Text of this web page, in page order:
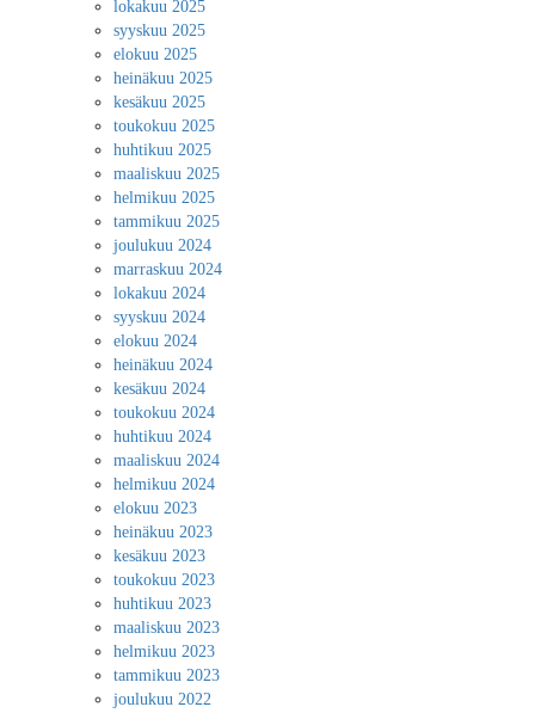
lokakuu 2025
syyskuu 2025
elokuu 2025
heinäkuu 2025
kesäkuu 2025
toukokuu 2025
huhtikuu 2025
maaliskuu 2025
helmikuu 2025
tammikuu 2025
joulukuu 2024
marraskuu 2024
lokakuu 2024
syyskuu 2024
elokuu 2024
heinäkuu 2024
kesäkuu 2024
toukokuu 2024
huhtikuu 2024
maaliskuu 2024
helmikuu 2024
elokuu 2023
heinäkuu 2023
kesäkuu 2023
toukokuu 2023
huhtikuu 2023
maaliskuu 2023
helmikuu 2023
tammikuu 2023
joulukuu 2022